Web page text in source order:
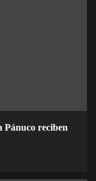
Pánuco reciben